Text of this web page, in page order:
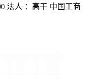
法人 ：高干 中国工商